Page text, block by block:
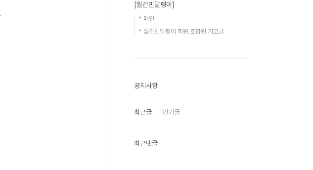
[월간민달팽이]
* 메인
* 월간민달팽이 회원 조합원 기고글
공지사항
최근글 인기글
최근댓글